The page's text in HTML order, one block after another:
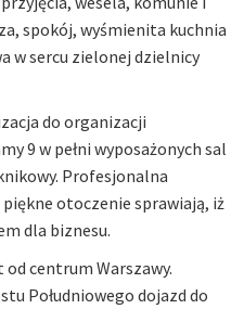
spokój, wyśmienita kuchnia
w sercu zielonej dzielnicy
do organizacji
9 w pełni wyposażonych sal
Profesjonalna
otoczenie sprawiają, iż
dla biznesu.
centrum Warszawy.
Południowego dojazd do